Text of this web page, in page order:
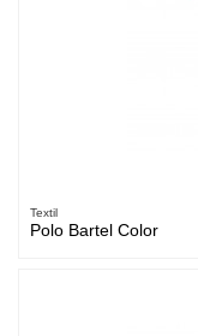
Textil
Polo Bartel Color